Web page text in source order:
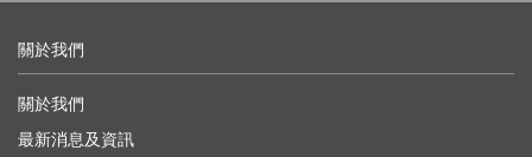
關於我們
關於我們
最新消息及資訊